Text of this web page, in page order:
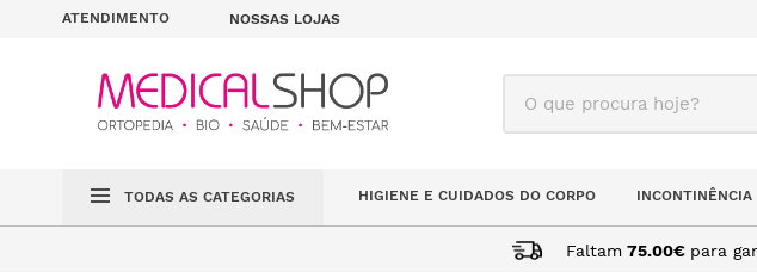
ATENDIMENTO NOSSAS LOJAS
O que procura hoje?
TODAS AS CATEGORIAS HIGIENE E CUIDADOS DO CORPO INCONTINÊNCIA
Faltam 75.00€ para